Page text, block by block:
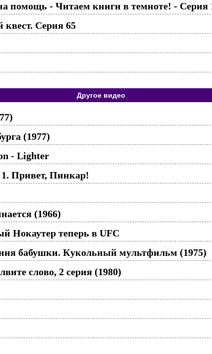
помощь - Читаем книги в темноте! - Серия
Серия 65
Другое видео
(1977)
- Lighter
Привет, Пинкар!
(1966)
Нокаутер теперь в UFC
бабушки. Кукольный мультфильм (1975)
слово, 2 серия (1980)